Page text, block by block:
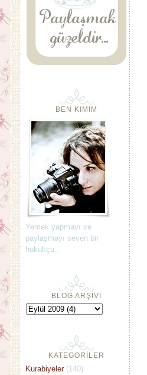
BEN KIMIM
Yemek yapmayı ve
paylaşmayı seven bir
hukukçu..
BLOG ARŞİVİ
KATEGORİLER
Kurabiyeler (140)